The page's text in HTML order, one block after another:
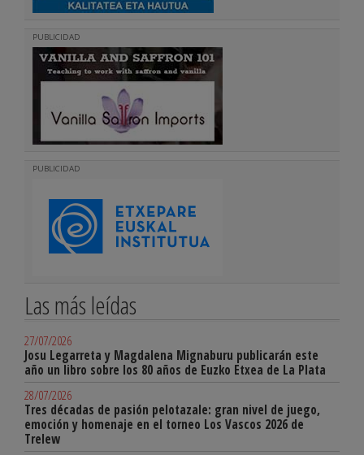
PUBLICIDAD
PUBLICIDAD
Las más leídas
27/07/2026
Josu Legarreta y Magdalena Mignaburu publicarán este
año un libro sobre los 80 años de Euzko Etxea de La Plata
28/07/2026
Tres décadas de pasión pelotazale: gran nivel de juego,
emoción y homenaje en el torneo Los Vascos 2026 de
Trelew